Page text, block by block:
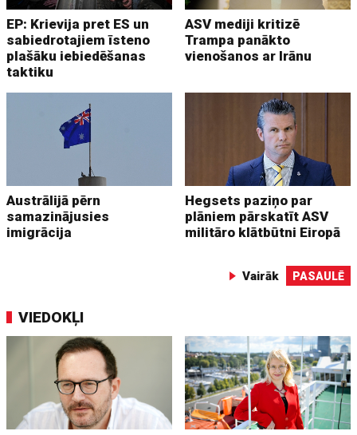
EP: Krievija pret ES un
sabiedrotajiem īsteno
plašāku iebiedēšanas
taktiku
ASV mediji kritizē
Trampa panākto
vienošanos ar Irānu
Austrālijā pērn
samazinājusies
imigrācija
Hegsets paziņo par
plāniem pārskatīt ASV
militāro klātbūtni Eiropā
Vairāk PASAULĒ
VIEDOKĻI